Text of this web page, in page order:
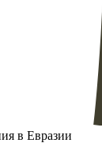
в Евразии